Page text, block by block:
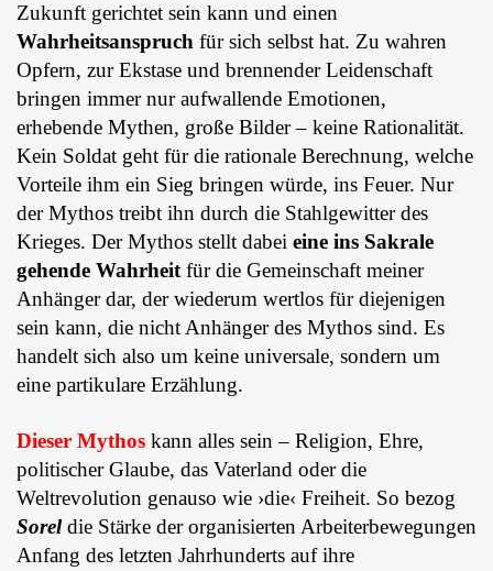
Zukunft gerichtet sein kann und einen
Wahrheitsanspruch für sich selbst hat. Zu wahren
Opfern, zur Ekstase und brennender Leidenschaft
bringen immer nur aufwallende Emotionen,
erhebende Mythen, große Bilder – keine Rationalität.
Kein Soldat geht für die rationale Berechnung, welche
Vorteile ihm ein Sieg bringen würde, ins Feuer. Nur
der Mythos treibt ihn durch die Stahlgewitter des
Krieges. Der Mythos stellt dabei eine ins Sakrale
gehende Wahrheit für die Gemeinschaft meiner
Anhänger dar, der wiederum wertlos für diejenigen
sein kann, die nicht Anhänger des Mythos sind. Es
handelt sich also um keine universale, sondern um
eine partikulare Erzählung.
Dieser Mythos kann alles sein – Religion, Ehre,
politischer Glaube, das Vaterland oder die
Weltrevolution genauso wie ›die‹ Freiheit. So bezog
Soreldie Stärke der organisierten Arbeiterbewegungen
Anfang des letzten Jahrhunderts auf ihre